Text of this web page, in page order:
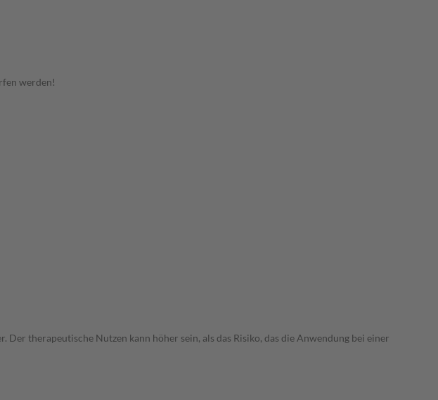
werden!
therapeutische Nutzen kann höher sein, als das Risiko, das die Anwendung bei einer